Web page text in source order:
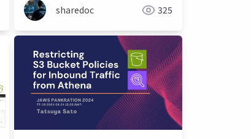
sharedoc 325